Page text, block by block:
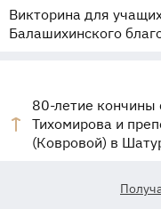
Викторина для
Балашихинского
80-летие
Тихомирова и
(Ковровой) в